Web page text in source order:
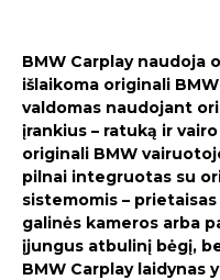
BMW Carplay naudoja
išlaikoma originali
valdomas naudojant
įrankius – ratuką ir
originali BMW
pilnai integruotas su
sistemomis –
galinės kameros arba
įjungus atbulinį bėgį,
BMW Carplay laidynas